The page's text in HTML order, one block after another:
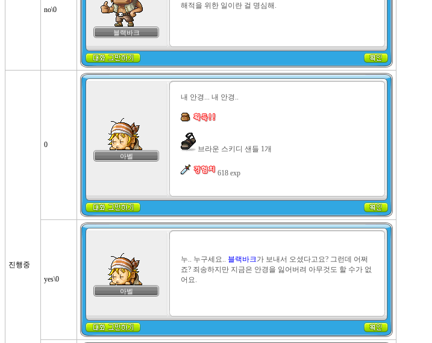
no\0
블랙바크
해적을 위한 일이란 걸 명심해.
진행중
0
아벨
내 안경... 내 안경..
브라운 스키디 샌들 1개
618 exp
yes\0
아벨
누.. 누구세요.. 블랙바크가 보내서 오셨다고요? 그런데 어쩌
죠? 죄송하지만 지금은 안경을 잃어버려 아무것도 할 수가 없
어요.